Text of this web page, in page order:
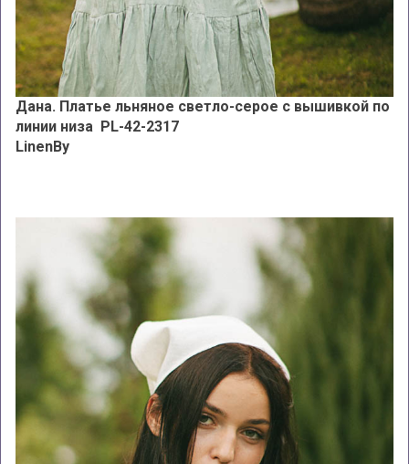
Дана. Платье льняное светло-серое с вышивкой по
линии низа PL-42-2317
LinenBy